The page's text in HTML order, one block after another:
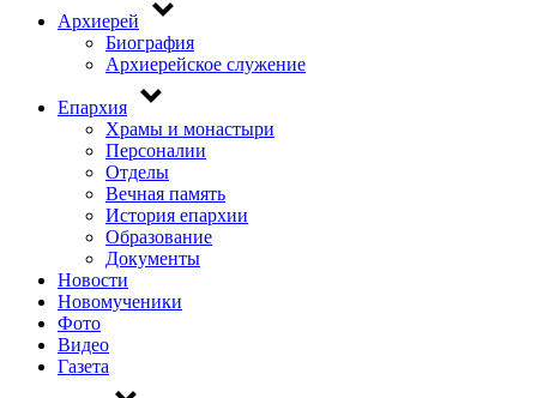
Основная
навигация
Архиерей
Биография
Архиерейское служение
Епархия
Храмы и монастыри
Персоналии
Отделы
Вечная память
История епархии
Образование
Документы
Новости
Новомученики
Фото
Видео
Газета